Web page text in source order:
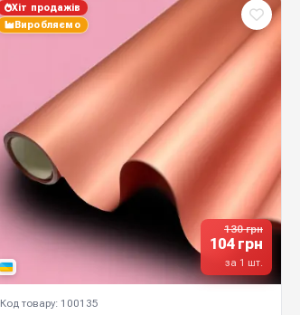
130 грн
104 грн
за 1 шт.
Хіт продажів
Виробляємо
Код товару: 100135